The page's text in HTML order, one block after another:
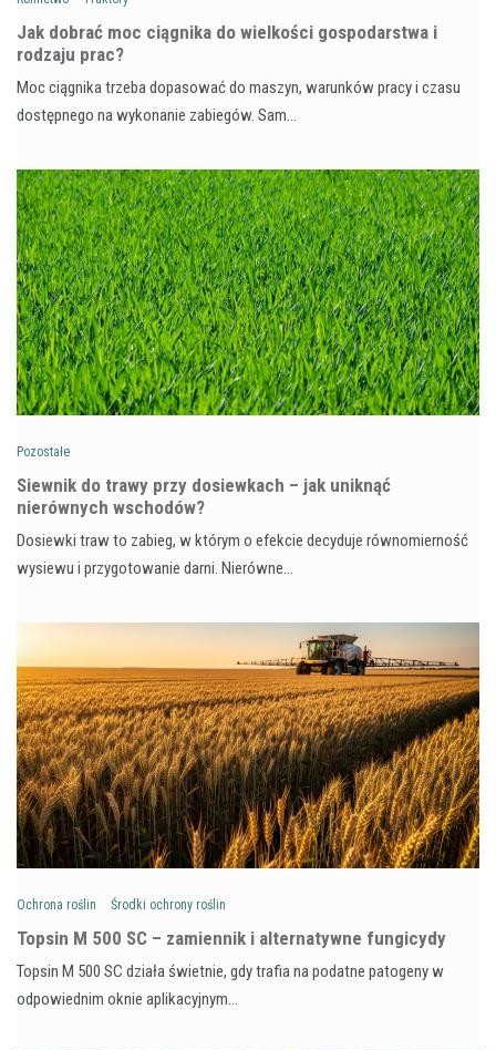
Jak dobrać moc ciągnika do wielkości gospodarstwa i
rodzaju prac?
Moc ciągnika trzeba dopasować do maszyn, warunków pracy i czasu
dostępnego na wykonanie zabiegów. Sam…
Pozostałe
Siewnik do trawy przy dosiewkach – jak uniknąć
nierównych wschodów?
Dosiewki traw to zabieg, w którym o efekcie decyduje równomierność
wysiewu i przygotowanie darni. Nierówne…
Ochrona roślin Środki ochrony roślin
Topsin M 500 SC – zamiennik i alternatywne fungicydy
Topsin M 500 SC działa świetnie, gdy trafia na podatne patogeny w
odpowiednim oknie aplikacyjnym…